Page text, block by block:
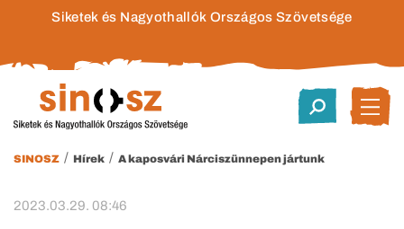
Siketek és Nagyothallók Országos Szövetsége
SINOSZ / Hírek / A kaposvári Nárciszünnepen jártunk
2023.03.29. 08:46